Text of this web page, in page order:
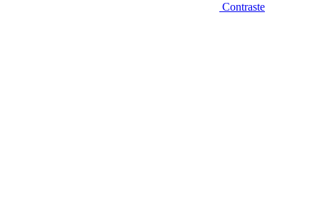
Contraste